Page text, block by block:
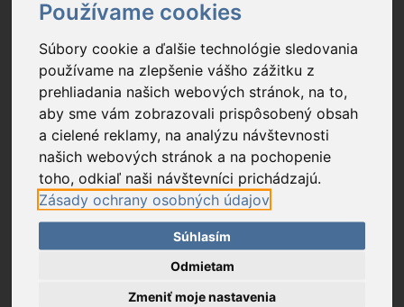
Používame cookies
Súbory cookie a ďalšie technológie sledovania
používame na zlepšenie vášho zážitku z
prehliadania našich webových stránok, na to,
aby sme vám zobrazovali prispôsobený obsah
a cielené reklamy, na analýzu návštevnosti
našich webových stránok a na pochopenie
toho, odkiaľ naši návštevníci prichádzajú.
Zásady ochrany osobných údajov
Súhlasím
Odmietam
Zmeniť moje nastavenia
Na sklade
napájanie: 220-240V~/50Hz; výkon: 2500 W; dĺžka kábla: 1,5 m
Balenie: 1 ks
Exportný kartón: 1 ks
PRIDAŤ DO KOŠÍKA